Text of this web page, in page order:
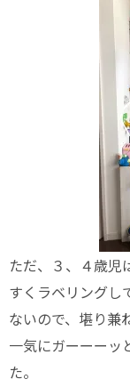
ただ、３、４歳児
すくラベリングし
ないので、堪り兼
一気にガーーーッ
た。